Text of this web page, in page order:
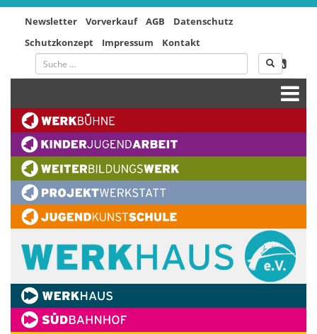
Newsletter Vorverkauf AGB
Datenschutz
Schutzkonzept
Impressum Kontakt